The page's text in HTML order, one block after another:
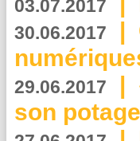
03.07.2017
30.06.2017 |
29.06.2017 |
son